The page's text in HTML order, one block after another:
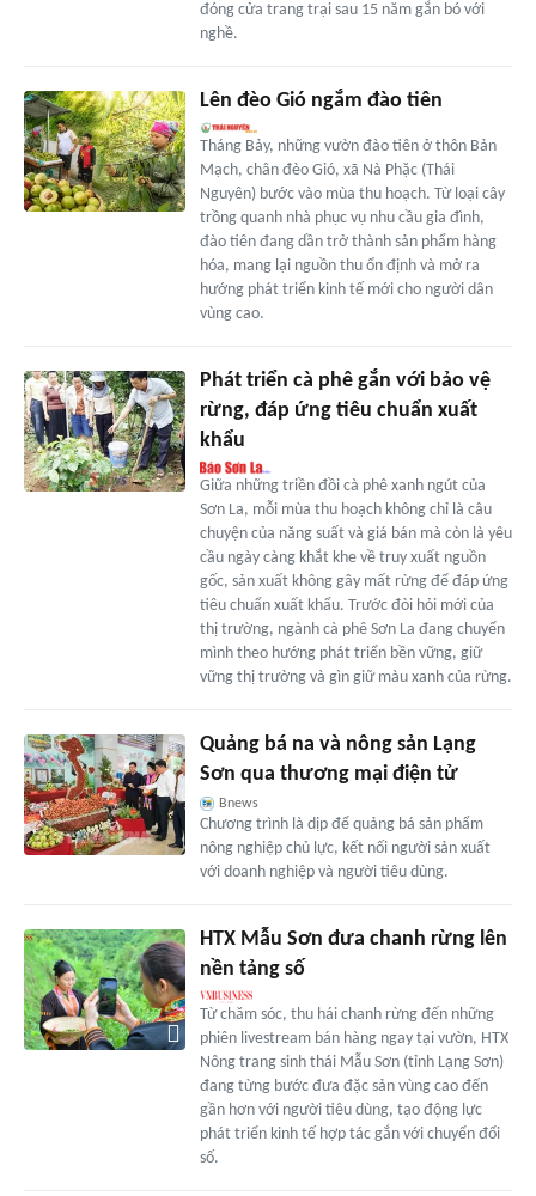
đóng cửa trang trại sau 15 năm gắn bó với
nghề.
Lên đèo Gió ngắm đào tiên
Tháng Bảy, những vườn đào tiên ở thôn Bản
Mạch, chân đèo Gió, xã Nà Phặc (Thái
Nguyên) bước vào mùa thu hoạch. Từ loại cây
trồng quanh nhà phục vụ nhu cầu gia đình,
đào tiên đang dần trở thành sản phẩm hàng
hóa, mang lại nguồn thu ổn định và mở ra
hướng phát triển kinh tế mới cho người dân
vùng cao.
Phát triển cà phê gắn với bảo vệ
rừng, đáp ứng tiêu chuẩn xuất
khẩu
Giữa những triền đồi cà phê xanh ngút của
Sơn La, mỗi mùa thu hoạch không chỉ là câu
chuyện của năng suất và giá bán mà còn là yêu
cầu ngày càng khắt khe về truy xuất nguồn
gốc, sản xuất không gây mất rừng để đáp ứng
tiêu chuẩn xuất khẩu. Trước đòi hỏi mới của
thị trường, ngành cà phê Sơn La đang chuyển
mình theo hướng phát triển bền vững, giữ
vững thị trường và gìn giữ màu xanh của rừng.
Quảng bá na và nông sản Lạng
Sơn qua thương mại điện tử
Bnews
Chương trình là dịp để quảng bá sản phẩm
nông nghiệp chủ lực, kết nối người sản xuất
với doanh nghiệp và người tiêu dùng.
HTX Mẫu Sơn đưa chanh rừng lên
nền tảng số
Từ chăm sóc, thu hái chanh rừng đến những
phiên livestream bán hàng ngay tại vườn, HTX
Nông trang sinh thái Mẫu Sơn (tỉnh Lạng Sơn)
đang từng bước đưa đặc sản vùng cao đến
gần hơn với người tiêu dùng, tạo động lực
phát triển kinh tế hợp tác gắn với chuyển đổi
số.